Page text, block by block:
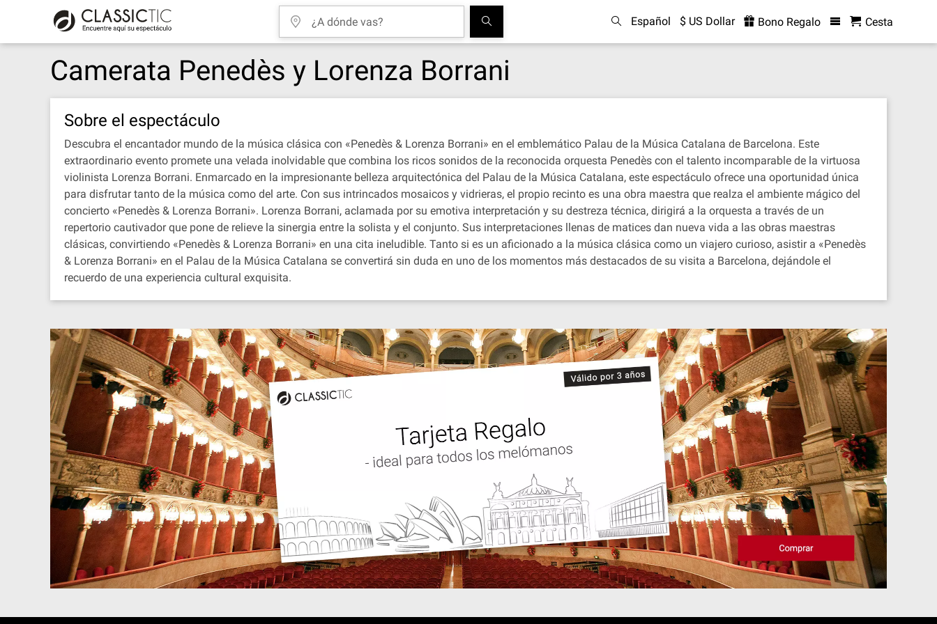
Español $ US Dollar Bono Regalo Cesta
Camerata Penedès y Lorenza Borrani
Sobre el espectáculo
Descubra el encantador mundo de la música clásica con «Penedès & Lorenza Borrani» en el emblemático Palau de la Música Catalana de Barcelona. Este
extraordinario evento promete una velada inolvidable que combina los ricos sonidos de la reconocida orquesta Penedès con el talento incomparable de la virtuosa
violinista Lorenza Borrani. Enmarcado en la impresionante belleza arquitectónica del Palau de la Música Catalana, este espectáculo ofrece una oportunidad única
para disfrutar tanto de la música como del arte. Con sus intrincados mosaicos y vidrieras, el propio recinto es una obra maestra que realza el ambiente mágico del
concierto «Penedès & Lorenza Borrani». Lorenza Borrani, aclamada por su emotiva interpretación y su destreza técnica, dirigirá a la orquesta a través de un
repertorio cautivador que pone de relieve la sinergia entre la solista y el conjunto. Sus interpretaciones llenas de matices dan nueva vida a las obras maestras
clásicas, convirtiendo «Penedès & Lorenza Borrani» en una cita ineludible. Tanto si es un aficionado a la música clásica como un viajero curioso, asistir a «Penedès
& Lorenza Borrani» en el Palau de la Música Catalana se convertirá sin duda en uno de los momentos más destacados de su visita a Barcelona, dejándole el
recuerdo de una experiencia cultural exquisita.